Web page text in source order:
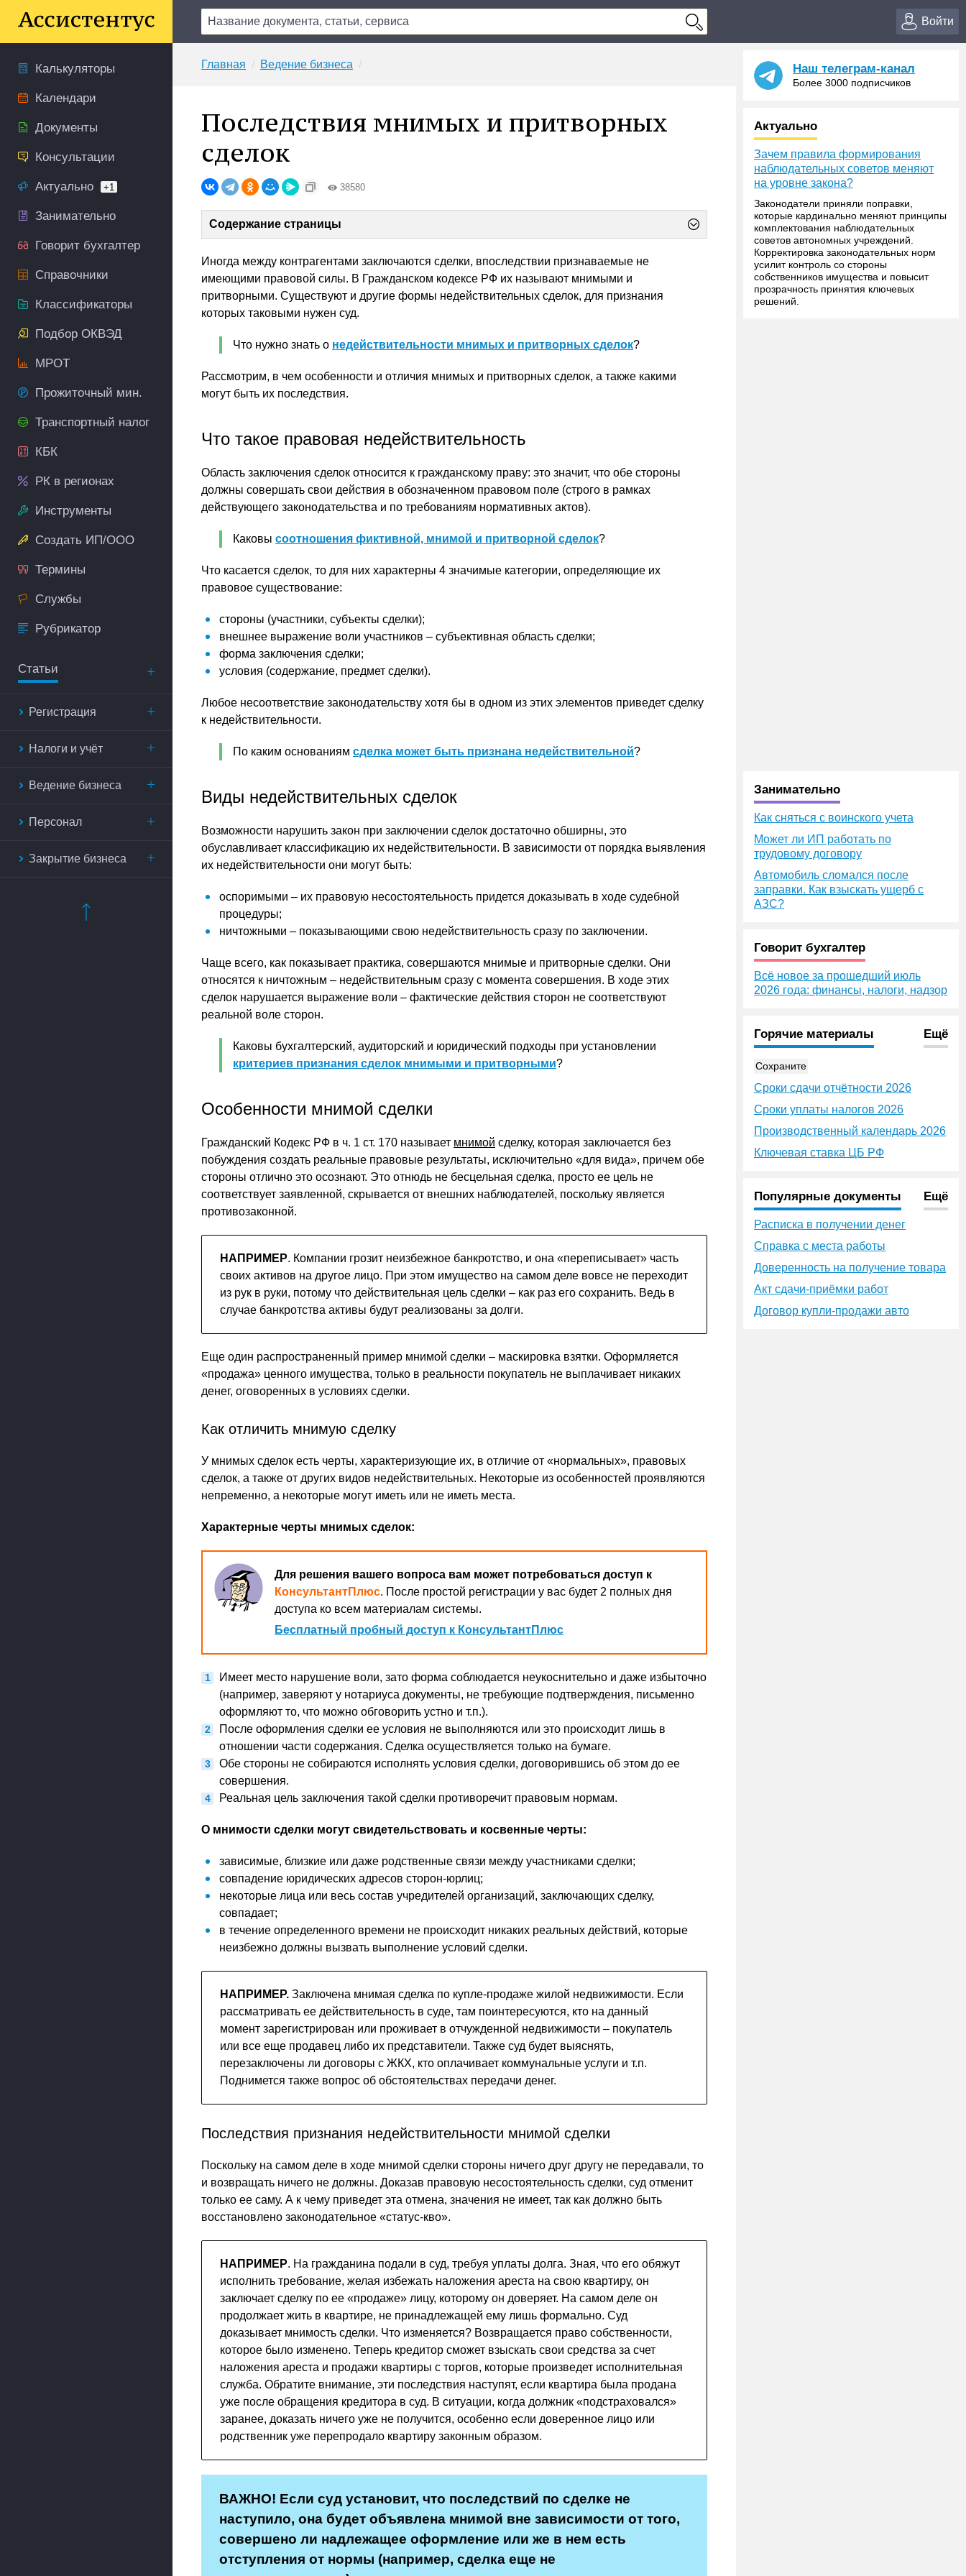
Войти
Калькуляторы
Календари
Документы
Консультации
Актуально +1
Занимательно
Говорит бухгалтер
Справочники
Классификаторы
Подбор ОКВЭД
МРОТ
Прожиточный мин.
Транспортный налог
КБК
РК в регионах
Инструменты
Создать ИП/ООО
Термины
Службы
Рубрикатор
Статьи
Регистрация
Налоги и учёт
Ведение бизнеса
Персонал
Закрытие бизнеса
Главная Ведение бизнеса
Последствия мнимых и притворных
сделок
38580
Содержание страницы
Иногда между контрагентами заключаются сделки, впоследствии признаваемые не
имеющими правовой силы. В Гражданском кодексе РФ их называют мнимыми и
притворными. Существуют и другие формы недействительных сделок, для признания
которых таковыми нужен суд.
Что нужно знать о недействительности мнимых и притворных сделок?
Рассмотрим, в чем особенности и отличия мнимых и притворных сделок, а также какими
могут быть их последствия.
Что такое правовая недействительность
Область заключения сделок относится к гражданскому праву: это значит, что обе стороны
должны совершать свои действия в обозначенном правовом поле (строго в рамках
действующего законодательства и по требованиям нормативных актов).
Каковы соотношения фиктивной, мнимой и притворной сделок?
Что касается сделок, то для них характерны 4 значимые категории, определяющие их
правовое существование:
стороны (участники, субъекты сделки);
внешнее выражение воли участников – субъективная область сделки;
форма заключения сделки;
условия (содержание, предмет сделки).
Любое несоответствие законодательству хотя бы в одном из этих элементов приведет сделку
к недействительности.
По каким основаниям сделка может быть признана недействительной?
Виды недействительных сделок
Возможности нарушить закон при заключении сделок достаточно обширны, это
обуславливает классификацию их недействительности. В зависимости от порядка выявления
их недействительности они могут быть:
оспоримыми – их правовую несостоятельность придется доказывать в ходе судебной
процедуры;
ничтожными – показывающими свою недействительность сразу по заключении.
Чаще всего, как показывает практика, совершаются мнимые и притворные сделки. Они
относятся к ничтожным – недействительным сразу с момента совершения. В ходе этих
сделок нарушается выражение воли – фактические действия сторон не соответствуют
реальной воле сторон.
Каковы бухгалтерский, аудиторский и юридический подходы при установлении
критериев признания сделок мнимыми и притворными?
Особенности мнимой сделки
Гражданский Кодекс РФ в ч. 1 ст. 170 называет мнимой сделку, которая заключается без
побуждения создать реальные правовые результаты, исключительно «для вида», причем обе
стороны отлично это осознают. Это отнюдь не бесцельная сделка, просто ее цель не
соответствует заявленной, скрывается от внешних наблюдателей, поскольку является
противозаконной.
НАПРИМЕР. Компании грозит неизбежное банкротство, и она «переписывает» часть
своих активов на другое лицо. При этом имущество на самом деле вовсе не переходит
из рук в руки, потому что действительная цель сделки – как раз его сохранить. Ведь в
случае банкротства активы будут реализованы за долги.
Еще один распространенный пример мнимой сделки – маскировка взятки. Оформляется
«продажа» ценного имущества, только в реальности покупатель не выплачивает никаких
денег, оговоренных в условиях сделки.
Как отличить мнимую сделку
У мнимых сделок есть черты, характеризующие их, в отличие от «нормальных», правовых
сделок, а также от других видов недействительных. Некоторые из особенностей проявляются
непременно, а некоторые могут иметь или не иметь места.
Характерные черты мнимых сделок:
Для решения вашего вопроса вам может потребоваться доступ к
КонсультантПлюс. После простой регистрации у вас будет 2 полных дня
доступа ко всем материалам системы.
Бесплатный пробный доступ к КонсультантПлюс
Имеет место нарушение воли, зато форма соблюдается неукоснительно и даже избыточно
(например, заверяют у нотариуса документы, не требующие подтверждения, письменно
оформляют то, что можно обговорить устно и т.п.).
После оформления сделки ее условия не выполняются или это происходит лишь в
отношении части содержания. Сделка осуществляется только на бумаге.
Обе стороны не собираются исполнять условия сделки, договорившись об этом до ее
совершения.
Реальная цель заключения такой сделки противоречит правовым нормам.
О мнимости сделки могут свидетельствовать и косвенные черты:
зависимые, близкие или даже родственные связи между участниками сделки;
совпадение юридических адресов сторон-юрлиц;
некоторые лица или весь состав учредителей организаций, заключающих сделку,
совпадает;
в течение определенного времени не происходит никаких реальных действий, которые
неизбежно должны вызвать выполнение условий сделки.
НАПРИМЕР. Заключена мнимая сделка по купле-продаже жилой недвижимости. Если
рассматривать ее действительность в суде, там поинтересуются, кто на данный
момент зарегистрирован или проживает в отчужденной недвижимости – покупатель
или все еще продавец либо их представители. Также суд будет выяснять,
перезаключены ли договоры с ЖКХ, кто оплачивает коммунальные услуги и т.п.
Поднимется также вопрос об обстоятельствах передачи денег.
Последствия признания недействительности мнимой сделки
Поскольку на самом деле в ходе мнимой сделки стороны ничего друг другу не передавали, то
и возвращать ничего не должны. Доказав правовую несостоятельность сделки, суд отменит
только ее саму. А к чему приведет эта отмена, значения не имеет, так как должно быть
восстановлено законодательное «статус-кво».
НАПРИМЕР. На гражданина подали в суд, требуя уплаты долга. Зная, что его обяжут
исполнить требование, желая избежать наложения ареста на свою квартиру, он
заключает сделку по ее «продаже» лицу, которому он доверяет. На самом деле он
продолжает жить в квартире, не принадлежащей ему лишь формально. Суд
доказывает мнимость сделки. Что изменяется? Возвращается право собственности,
которое было изменено. Теперь кредитор сможет взыскать свои средства за счет
наложения ареста и продажи квартиры с торгов, которые произведет исполнительная
служба. Обратите внимание, эти последствия наступят, если квартира была продана
уже после обращения кредитора в суд. В ситуации, когда должник «подстраховался»
заранее, доказать ничего уже не получится, особенно если доверенное лицо или
родственник уже перепродало квартиру законным образом.
ВАЖНО! Если суд установит, что последствий по сделке не
наступило, она будет объявлена мнимой вне зависимости от того,
совершено ли надлежащее оформление или же в нем есть
отступления от нормы (например, сделка еще не
Наш телеграм-канал
Более 3000 подписчиков
Актуально
Зачем правила формирования
наблюдательных советов меняют
на уровне закона?
Законодатели приняли поправки,
которые кардинально меняют принципы
комплектования наблюдательных
советов автономных учреждений.
Корректировка законодательных норм
усилит контроль со стороны
собственников имущества и повысит
прозрачность принятия ключевых
решений.
Занимательно
Как сняться с воинского учета
Может ли ИП работать по
трудовому договору
Автомобиль сломался после
заправки. Как взыскать ущерб с
АЗС?
Говорит бухгалтер
Всё новое за прошедший июль
2026 года: финансы, налоги, надзор
Горячие материалы Ещё
Сохраните
Сроки сдачи отчётности 2026
Сроки уплаты налогов 2026
Производственный календарь 2026
Ключевая ставка ЦБ РФ
Популярные документы Ещё
Расписка в получении денег
Справка с места работы
Доверенность на получение товара
Акт сдачи-приёмки работ
Договор купли-продажи авто